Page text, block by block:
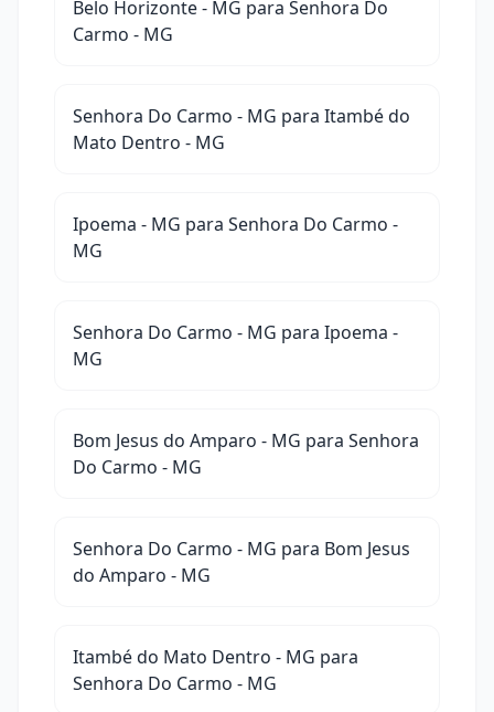
Belo Horizonte - MG para Senhora Do
Carmo - MG
Senhora Do Carmo - MG para Itambé do
Mato Dentro - MG
Ipoema - MG para Senhora Do Carmo -
MG
Senhora Do Carmo - MG para Ipoema -
MG
Bom Jesus do Amparo - MG para Senhora
Do Carmo - MG
Senhora Do Carmo - MG para Bom Jesus
do Amparo - MG
Itambé do Mato Dentro - MG para
Senhora Do Carmo - MG